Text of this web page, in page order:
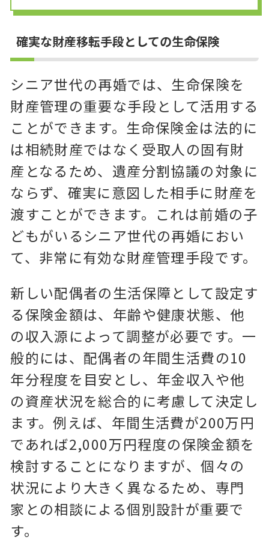
確実な財産移転手段としての生命保険
シニア世代の再婚では、生命保険を
財産管理の重要な手段として活用する
ことができます。生命保険金は法的に
は相続財産ではなく受取人の固有財
産となるため、遺産分割協議の対象に
ならず、確実に意図した相手に財産を
渡すことができます。これは前婚の子
どもがいるシニア世代の再婚におい
て、非常に有効な財産管理手段です。
新しい配偶者の生活保障として設定す
る保険金額は、年齢や健康状態、他
の収入源によって調整が必要です。一
般的には、配偶者の年間生活費の10
年分程度を目安とし、年金収入や他
の資産状況を総合的に考慮して決定し
ます。例えば、年間生活費が200万円
であれば2,000万円程度の保険金額を
検討することになりますが、個々の
状況により大きく異なるため、専門
家との相談による個別設計が重要で
す。